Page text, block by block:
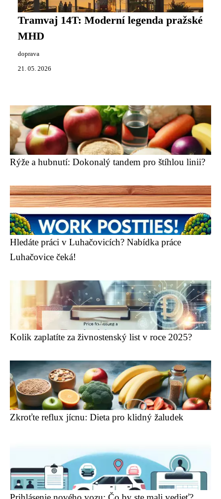
Tramvaj 14T: Moderní legenda pražské
MHD
doprava
21. 05. 2026
Rýže a hubnutí: Dokonalý tandem pro štíhlou linii?
Hledáte práci v Luhačovicích? Nabídka práce
Luhačovice čeká!
Kolik zaplatíte za živnostenský list v roce 2025?
Zkroťte reflux jícnu: Dieta pro klidný žaludek